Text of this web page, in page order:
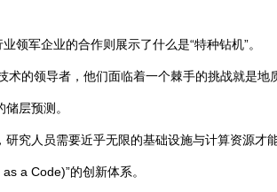
领军企业的合作则展示了什么是“特种钻机”。
的领导者，他们面临着一个棘手的挑战就是
层预测。
究人员需要近乎无限的基础设施与计算资源
a Code)”的创新体系。